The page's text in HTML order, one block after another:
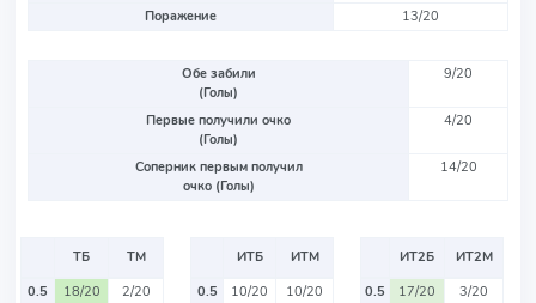
Поражение
13/20
Обе забили
(Голы)
9/20
Первые получили очко
(Голы)
4/20
Соперник первым получил
очко (Голы)
14/20
ТБ
ТМ
0.5
18/20
2/20
ИТБ
ИТМ
0.5
10/20
10/20
ИТ2Б
ИТ2М
0.5
17/20
3/20